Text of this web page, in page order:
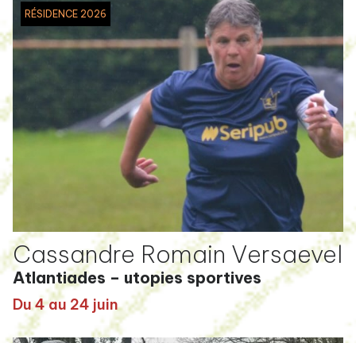
RÉSIDENCE 2026
Cassandre Romain Versaevel
Atlantiades – utopies sportives
Du 4 au 24 juin